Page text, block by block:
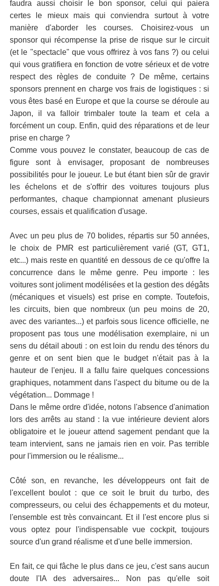
faudra aussi choisir le bon sponsor, celui qui paiera
certes le mieux mais qui conviendra surtout à votre
manière d'aborder les courses. Choisirez-vous un
sponsor qui récompense la prise de risque sur le circuit
(et le "spectacle" que vous offrirez à vos fans ?) ou celui
qui vous gratifiera en fonction de votre sérieux et de votre
respect des règles de conduite ? De même, certains
sponsors prennent en charge vos frais de logistiques : si
vous êtes basé en Europe et que la course se déroule au
Japon, il va falloir trimbaler toute la team et cela a
forcément un coup. Enfin, quid des réparations et de leur
prise en charge ?
Comme vous pouvez le constater, beaucoup de cas de
figure sont à envisager, proposant de nombreuses
possibilités pour le joueur. Le but étant bien sûr de gravir
les échelons et de s'offrir des voitures toujours plus
performantes, chaque championnat amenant plusieurs
courses, essais et qualification d'usage.
Avec un peu plus de 70 bolides, répartis sur 50 années,
le choix de PMR est particulièrement varié (GT, GT1,
etc...) mais reste en quantité en dessous de ce qu'offre la
concurrence dans le même genre. Peu importe : les
voitures sont joliment modélisées et la gestion des dégâts
(mécaniques et visuels) est prise en compte. Toutefois,
les circuits, bien que nombreux (un peu moins de 20,
avec des variantes...) et parfois sous licence officielle, ne
proposent pas tous une modélisation exemplaire, ni un
sens du détail abouti : on est loin du rendu des ténors du
genre et on sent bien que le budget n'était pas à la
hauteur de l'enjeu. Il a fallu faire quelques concessions
graphiques, notamment dans l'aspect du bitume ou de la
végétation... Dommage !
Dans le même ordre d'idée, notons l'absence d'animation
lors des arrêts au stand : la vue intérieure devient alors
obligatoire et le joueur attend sagement pendant que la
team intervient, sans ne jamais rien en voir. Pas terrible
pour l'immersion ou le réalisme...
Côté son, en revanche, les développeurs ont fait de
l'excellent boulot : que ce soit le bruit du turbo, des
compresseurs, ou celui des échappements et du moteur,
l'ensemble est très convaincant. Et il l'est encore plus si
vous optez pour l'indispensable vue cockpit, toujours
source d'un grand réalisme et d'une belle immersion.
En fait, ce qui fâche le plus dans ce jeu, c'est sans aucun
doute l'IA des adversaires... Non pas qu'elle soit